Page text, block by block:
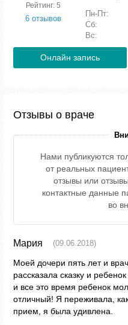
Рейтинг: 5
6 отзывов
Пн-Пт:
Сб:
Вс:
Онлайн запись
Отзывы о враче
Нами публикуются
от реальных
отзывы или
контактные данные
во
Мария (09.06.2018)
Моей дочери пять лет и
рассказала сказку и
и все это время ребенок
отличный! Я переживала,
прием, я была удивлена.